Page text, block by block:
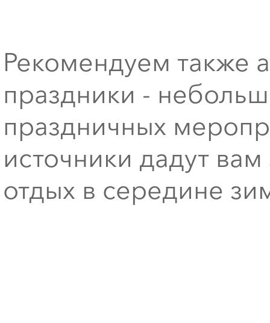
Рекомендуем также
праздники -
праздничных
источники дадут
отдых в середине